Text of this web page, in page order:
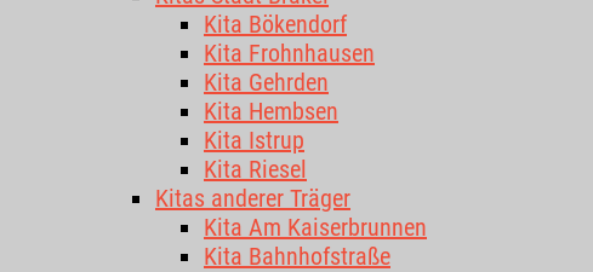
Kita Bökendorf
Kita Frohnhausen
Kita Gehrden
Kita Hembsen
Kita Istrup
Kita Riesel
Kitas anderer Träger
Kita Am Kaiserbrunnen
Kita Bahnhofstraße